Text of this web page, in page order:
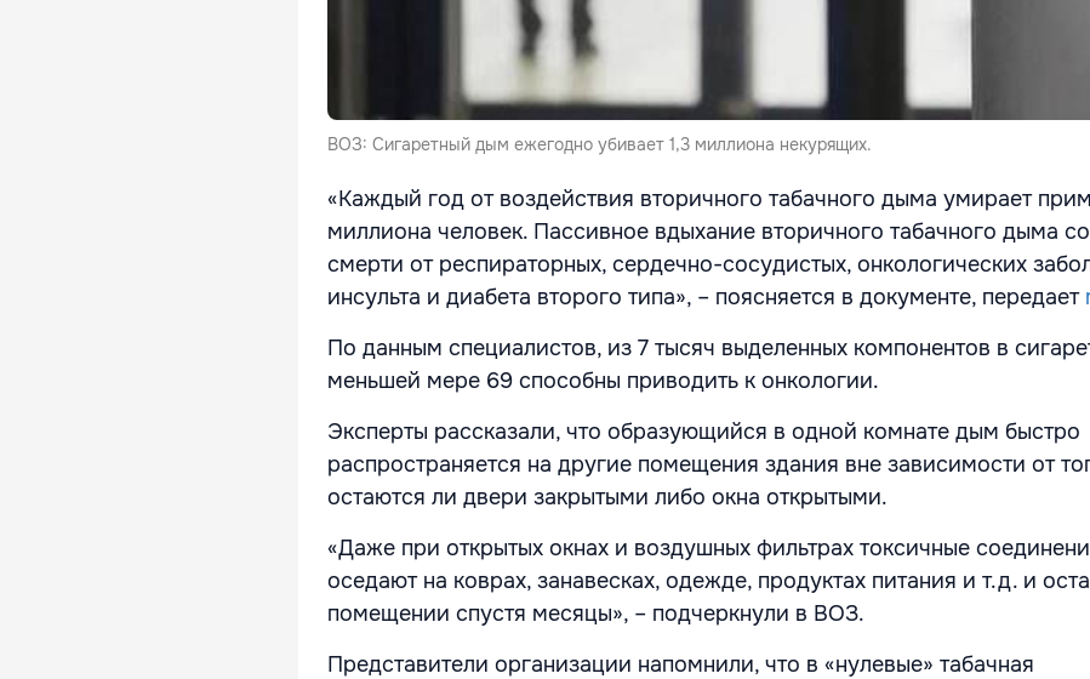
ВОЗ: Сигаретный дым ежегодно убивает 1,3 миллиона некурящих.
«Каждый год от воздействия вторичного табачного дыма умирает
миллиона человек. Пассивное вдыхание вторичного табачного дыма
смерти от респираторных, сердечно-сосудистых, онкологических
инсульта и диабета второго типа», – поясняется в документе, передает
По данным специалистов, из 7 тысяч выделенных компонентов в
меньшей мере 69 способны приводить к онкологии.
Эксперты рассказали, что образующийся в одной комнате дым быстро
распространяется на другие помещения здания вне зависимости от
остаются ли двери закрытыми либо окна открытыми.
«Даже при открытых окнах и воздушных фильтрах токсичные
оседают на коврах, занавесках, одежде, продуктах питания и т.д. и
помещении спустя месяцы», – подчеркнули в ВОЗ.
Представители организации напомнили, что в «нулевые» табачная